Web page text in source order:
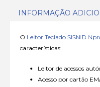
INFORMAÇÃO
O Leitor Teclado SISNID
características:
Leitor de acessos
Acesso por cartão